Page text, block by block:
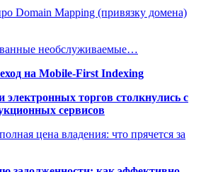
Domain Mapping (привязку домена)
необслуживаемые…
на Mobile-First Indexing
электронных торгов столкнулись с
сервисов
цена владения: что прячется за